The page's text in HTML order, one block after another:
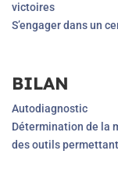
victoires
S’engager dans un
BILAN
Autodiagnostic
Détermination de la
des outils